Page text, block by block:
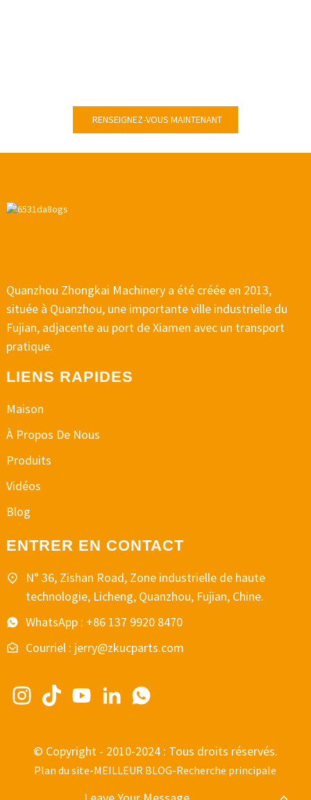
RENSEIGNEZ-VOUS MAINTENANT
Quanzhou Zhongkai Machinery a été créée en 2013,
située à Quanzhou, une importante ville industrielle du
Fujian, adjacente au port de Xiamen avec un transport
pratique.
LIENS RAPIDES
Maison
À Propos De Nous
Produits
Vidéos
Blog
ENTRER EN CONTACT
N° 36, Zishan Road, Zone industrielle de haute
technologie, Licheng, Quanzhou, Fujian, Chine.
WhatsApp : +86 137 9920 8470
Courriel : jerry@zkucparts.com
© Copyright - 2010-2024 : Tous droits réservés.
Plan du site-MEILLEUR BLOG-Recherche principale